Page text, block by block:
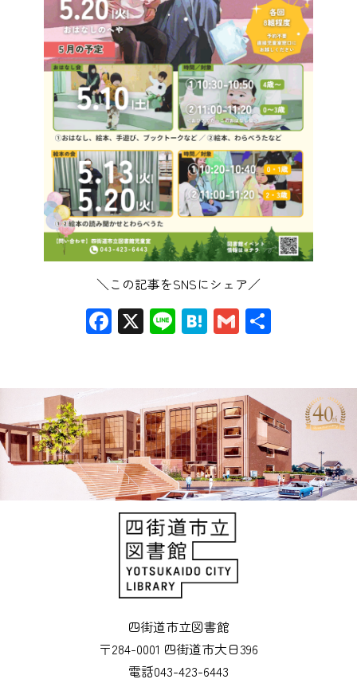
＼この記事をSNSにシェア／
Facebook
X LineHatena
Gmail
四街道市立図書館
〒284-0001 四街道市大日396
電話043-423-6443